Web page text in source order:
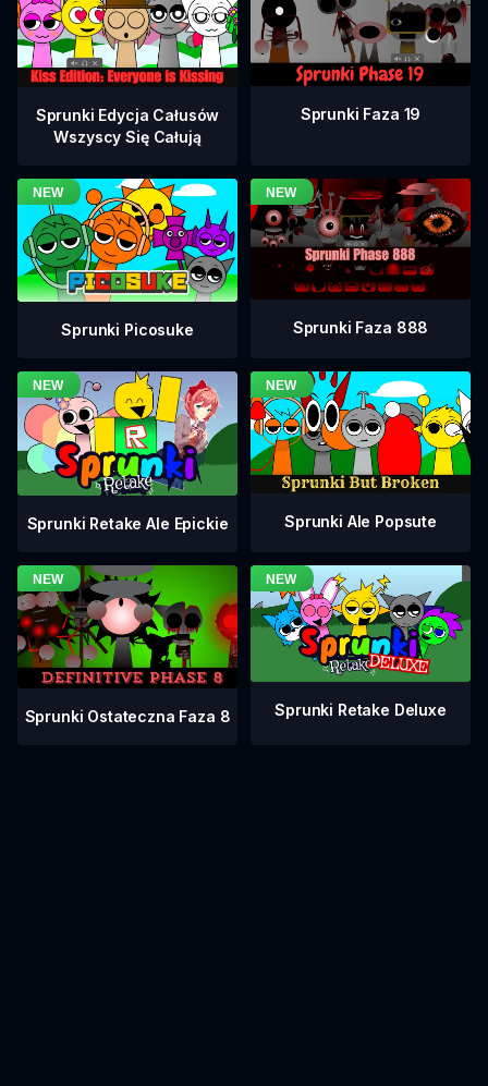
Sprunki Edycja Całusów
Wszyscy Się Całują
Sprunki Faza 19
Sprunki Picosuke Sprunki Faza 888
Sprunki Retake Ale Epickie Sprunki Ale Popsute
Sprunki Ostateczna Faza 8 Sprunki Retake Deluxe